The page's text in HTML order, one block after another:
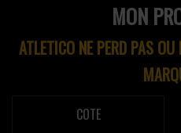
MON
ATLETICO NE PERD PAS
COTE